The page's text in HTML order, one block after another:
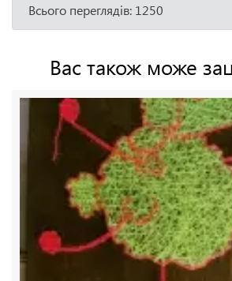
Всього переглядів: 1250
Вас також може